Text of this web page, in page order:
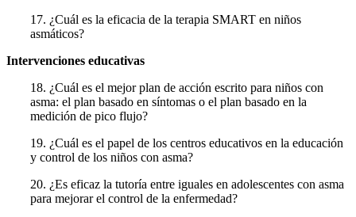
17. ¿Cuál es la eficacia de la terapia SMART en niños
asmáticos?
Intervenciones educativas
18. ¿Cuál es el mejor plan de acción escrito para niños con
asma: el plan basado en síntomas o el plan basado en la
medición de pico flujo?
19. ¿Cuál es el papel de los centros educativos en la educación
y control de los niños con asma?
20. ¿Es eficaz la tutoría entre iguales en adolescentes con asma
para mejorar el con­trol de la enfermedad?